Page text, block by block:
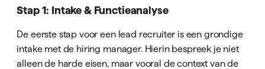
Stap 1: Intake & Functieanalyse
De eerste stap voor een lead recruiter is een grondige
intake met de hiring manager. Hierin bespreek je niet
alleen de harde eisen, maar vooral de context van de